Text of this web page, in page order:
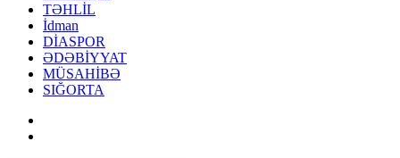
TƏHLİL
İdman
DİASPOR
ƏDƏBİYYAT
MÜSAHİBƏ
SIĞORTA